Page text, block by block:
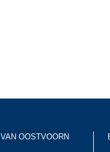
VAN OOSTVOORN